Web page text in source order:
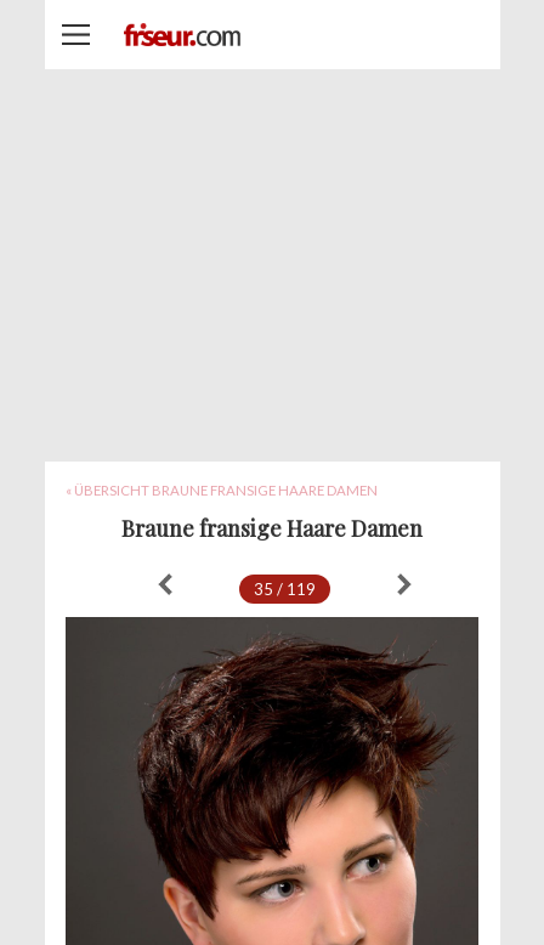
« ÜBERSICHT BRAUNE FRANSIGE HAARE DAMEN
Braune fransige Haare Damen
35 / 119